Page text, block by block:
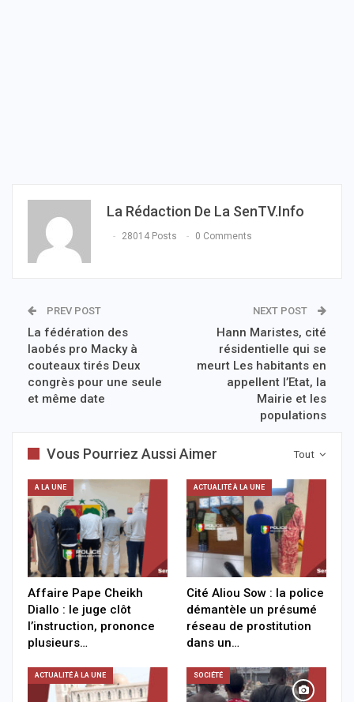
La Rédaction De La SenTV.info
28014 Posts 0 Comments
PREV POST
La fédération des
laobés pro Macky à
couteaux tirés Deux
congrès pour une seule
et même date
NEXT POST
Hann Maristes, cité
résidentielle qui se
meurt Les habitants en
appellent l’Etat, la
Mairie et les
populations
Tout
Vous Pourriez Aussi Aimer
A LA UNE
Affaire Pape Cheikh
Diallo : le juge clôt
l’instruction, prononce
plusieurs…
ACTUALITÉ À LA UNE
Cité Aliou Sow : la police
démantèle un présumé
réseau de prostitution
dans un…
ACTUALITÉ À LA UNE SOCIÉTÉ